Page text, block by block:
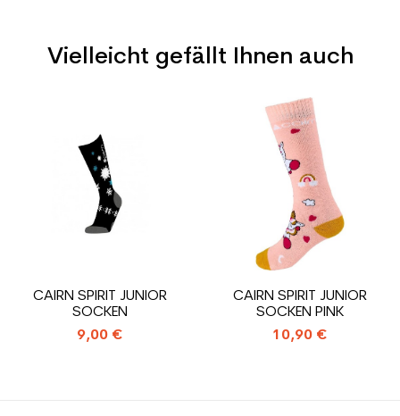
Typ Spur
CO2-Einsparungen für
günstig
Vielleicht gefällt Ihnen auch
CAIRN SPIRIT JUNIOR
SOCKEN
9,00 €
CAIRN SPIRIT JUNIOR
SOCKEN PINK
10,90 €